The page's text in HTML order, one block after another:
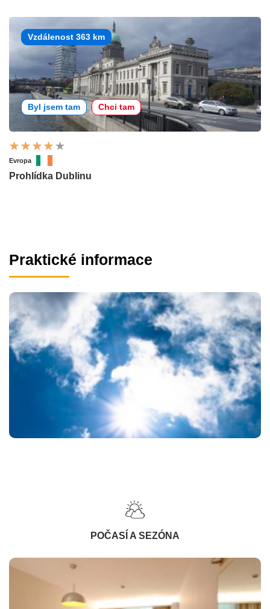
Vzdálenost 363 km
Byl jsem tam Chci tam
Evropa
Prohlídka Dublinu
Praktické informace
POČASÍ A SEZÓNA